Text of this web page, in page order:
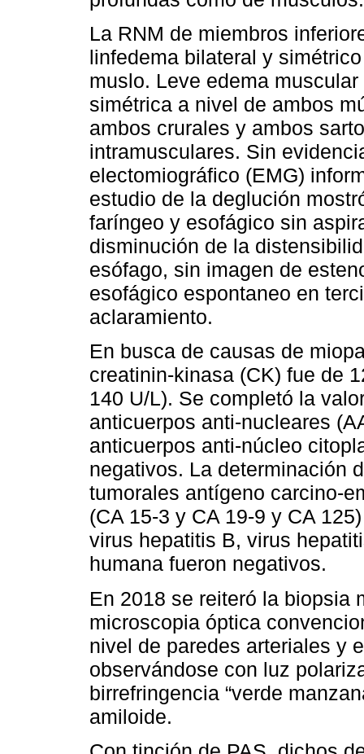
La RNM de miembros
linfedema bilateral y
muslo. Leve edema
simétrica a nivel de ambos
ambos crurales y ambos
intramusculares. Sin
electomiográfico (EMG)
estudio de la deglución
faríngeo y esofágico sin
disminución de la
esófago, sin imagen de
esofágico espontaneo en
aclaramiento.
En busca de causas de
creatinin-kinasa (CK) fue de
140 U/L). Se completó la
anticuerpos anti-nucleares
anticuerpos anti-núcleo
negativos. La determinación
tumorales antígeno carcino-
(CA 15-3 y CA 19-9 y CA
virus hepatitis B, virus
humana fueron negativos.
En 2018 se reiteró la biopsia
microscopia óptica
nivel de paredes arteriales y
observándose con luz
birrefringencia “verde
amiloide.